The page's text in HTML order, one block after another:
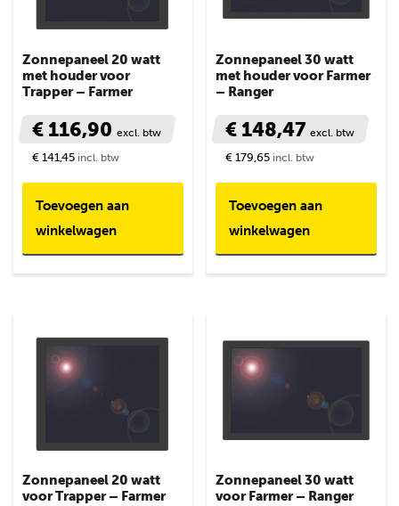
Zonnepaneel 20 watt
met houder voor
Trapper – Farmer
€ 116,90 excl. btw
€ 141,45 incl. btw
Toevoegen aan
winkelwagen
Zonnepaneel 30 watt
met houder voor Farmer
– Ranger
€ 148,47excl. btw
€ 179,65 incl. btw
Toevoegen aan
winkelwagen
Zonnepaneel 20 watt
voor Trapper – Farmer
Zonnepaneel 30 watt
voor Farmer – Ranger